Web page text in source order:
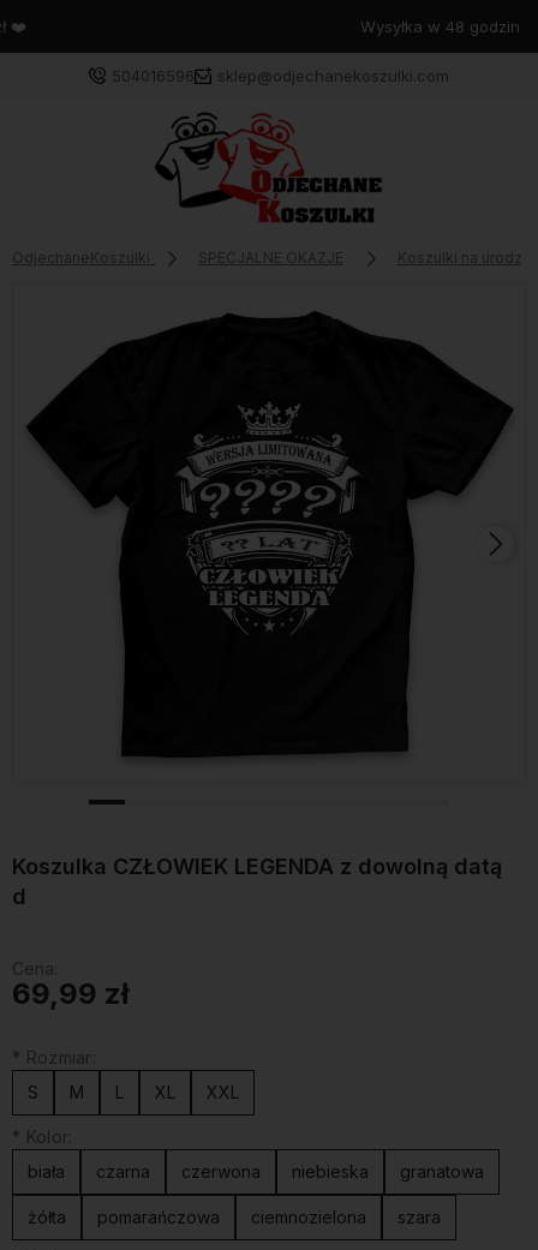
504016596 sklep@odjechanekoszulki.com
OdjechaneKoszulki SPECJALNE OKAZJE Koszulki na
Koszulka CZŁOWIEK LEGENDA z dowolną datą
d
Cena:
69,99 zł
* Rozmiar:
S
M L XL XXL
* Kolor:
biała
czarna czerwona niebieska granatowa
żółta pomarańczowa ciemnozielona szara